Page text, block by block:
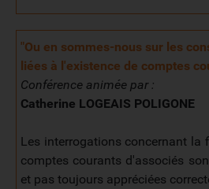
"Ou en sommes-nous sur les
liées à l'existence de comptes
Conférence animée par :
Catherine LOGEAIS POLIGONE
Les interrogations concernant la
comptes courants d'associés
et pas toujours appréciées